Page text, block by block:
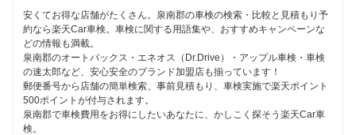
和泉市
茨木市
大阪狭山市
貝塚市
特典あり
初めて来店割りあり
早割りあり
クレジットカードOK
ENEOS
オートバックス
伊藤忠エネクス
エネフリ車検
安くてお得な店舗がたくさん。泉南郡の車検の検索・比較と見積もり予
約なら楽天Car車検。車検に関する用語集や、おすすめキャンペーンな
どの情報も満載。
泉南郡のオートバックス・エネオス（Dr.Drive）・アップル車検・車検
の速太郎など、安心安全のブランド加盟店も揃っています！
郵便番号から店舗の簡単検索、事前見積もり、車検実施で楽天ポイント
500ポイントが付与されます。
泉南郡で車検費用をお得にしたいあなたに、かしこく探そう楽天Car車
検。